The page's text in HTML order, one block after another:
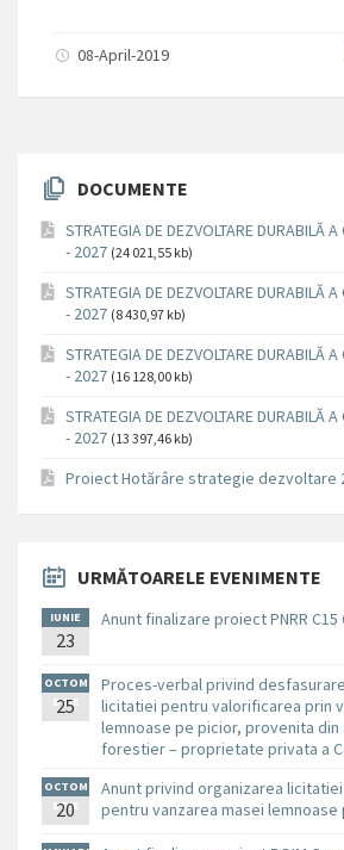
08-April-2019
DOCUMENTE
STRATEGIA DE DEZVOLTARE DURABILĂ
- 2027 (24 021,55 kb)
STRATEGIA DE DEZVOLTARE DURABILĂ
- 2027 (8 430,97 kb)
STRATEGIA DE DEZVOLTARE DURABILĂ
- 2027 (16 128,00 kb)
STRATEGIA DE DEZVOLTARE DURABILĂ
- 2027 (13 397,46 kb)
Proiect Hotărâre strategie dezvoltare
URMĂTOARELE EVENIMENTE
IUNIE
23
Anunt finalizare proiect PNRR C15
OCTOM
BRIE
25
Proces-verbal privind
licitatiei pentru valorificarea prin
lemnoase pe picior, provenita din
forestier – proprietate privata a
OCTOM
BRIE
20
Anunt privind organizarea
pentru vanzarea masei